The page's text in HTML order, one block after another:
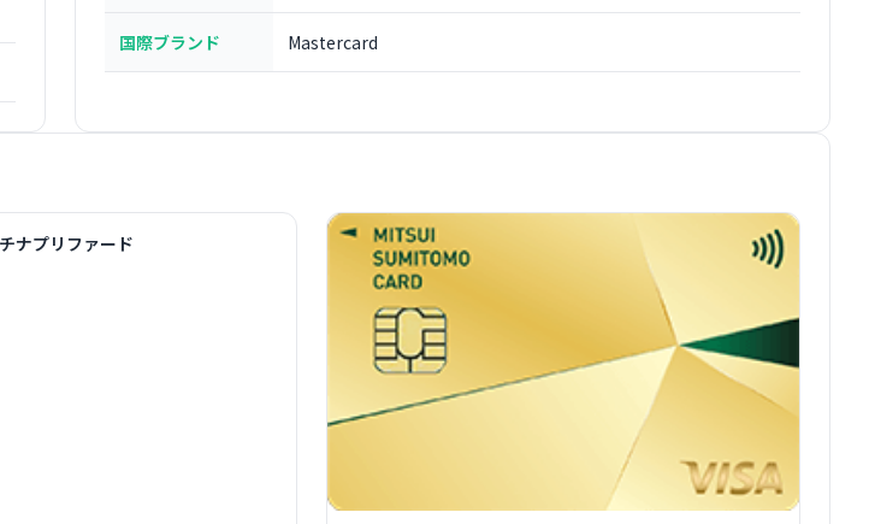
国際ブランド Mastercard
ナプリファード